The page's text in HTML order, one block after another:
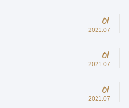
01
2021.07
01
2021.07
01
2021.07